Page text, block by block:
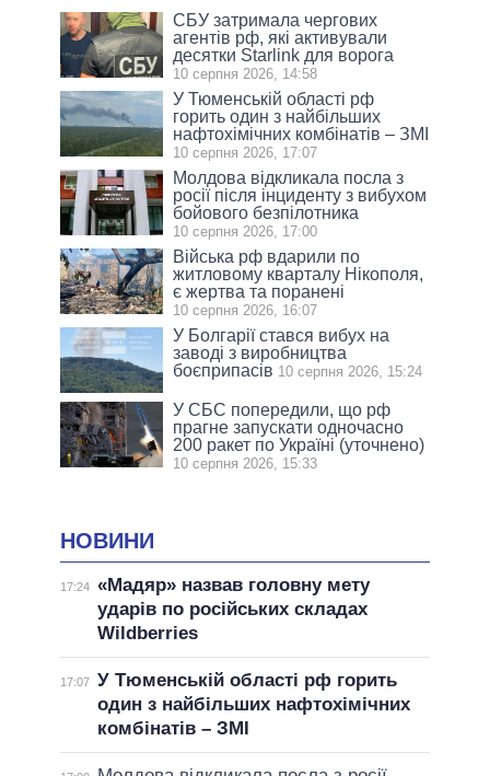
СБУ затримала чергових
агентів рф, які активували
десятки Starlink для ворога
10 серпня 2026, 14:58
У Тюменській області рф
горить один з найбільших
нафтохімічних комбінатів – ЗМІ
10 серпня 2026, 17:07
Молдова відкликала посла з
росії після інциденту з вибухом
бойового безпілотника
10 серпня 2026, 17:00
Війська рф вдарили по
житловому кварталу Нікополя,
є жертва та поранені
10 серпня 2026, 16:07
У Болгарії стався вибух на
заводі з виробництва
боєприпасів 10 серпня 2026, 15:24
У СБС попередили, що рф
прагне запускати одночасно
200 ракет по Україні (уточнено)
10 серпня 2026, 15:33
НОВИНИ
17:24 «Мадяр» назвав головну мету
ударів по російських складах
Wildberries
17:07 У Тюменській області рф горить
один з найбільших нафтохімічних
комбінатів – ЗМІ